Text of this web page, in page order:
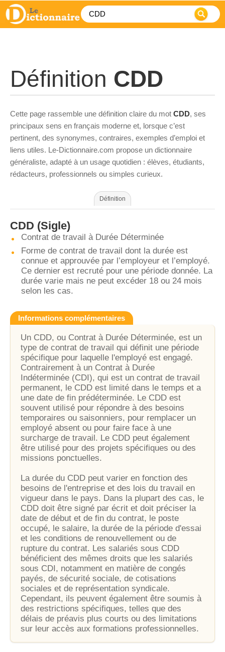
Définition CDD
Cette page rassemble une définition claire du mot CDD, ses
principaux sens en français moderne et, lorsque c’est
pertinent, des synonymes, contraires, exemples d’emploi et
liens utiles. Le-Dictionnaire.com propose un dictionnaire
généraliste, adapté à un usage quotidien : élèves, étudiants,
rédacteurs, professionnels ou simples curieux.
Définition
CDD (Sigle)
Contrat de travail à Durée Déterminée
Forme de contrat de travail dont la durée est
connue et approuvée par l’employeur et l’employé.
Ce dernier est recruté pour une période donnée. La
durée varie mais ne peut excéder 18 ou 24 mois
selon les cas.
Informations complémentaires
Un CDD, ou Contrat à Durée Déterminée, est un
type de contrat de travail qui définit une période
spécifique pour laquelle l'employé est engagé.
Contrairement à un Contrat à Durée
Indéterminée (CDI), qui est un contrat de travail
permanent, le CDD est limité dans le temps et a
une date de fin prédéterminée. Le CDD est
souvent utilisé pour répondre à des besoins
temporaires ou saisonniers, pour remplacer un
employé absent ou pour faire face à une
surcharge de travail. Le CDD peut également
être utilisé pour des projets spécifiques ou des
missions ponctuelles.
La durée du CDD peut varier en fonction des
besoins de l'entreprise et des lois du travail en
vigueur dans le pays. Dans la plupart des cas, le
CDD doit être signé par écrit et doit préciser la
date de début et de fin du contrat, le poste
occupé, le salaire, la durée de la période d'essai
et les conditions de renouvellement ou de
rupture du contrat. Les salariés sous CDD
bénéficient des mêmes droits que les salariés
sous CDI, notamment en matière de congés
payés, de sécurité sociale, de cotisations
sociales et de représentation syndicale.
Cependant, ils peuvent également être soumis à
des restrictions spécifiques, telles que des
délais de préavis plus courts ou des limitations
sur leur accès aux formations professionnelles.